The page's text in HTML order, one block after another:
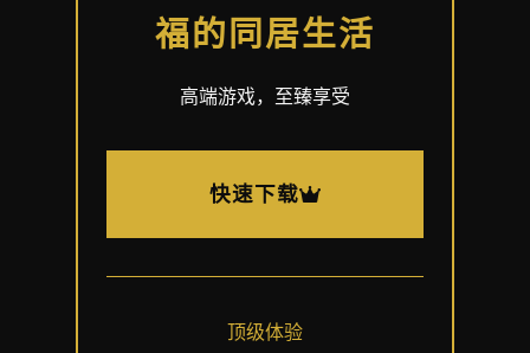
福的同居生活
高端游戏，至臻享受
快速下载
顶级体验